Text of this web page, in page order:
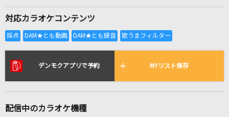
全国りれき
リアルタイムで歌われている曲の一覧
青空Jumping Heart
black rose
対応カラオケコンテンツ
デンモクアプリで予約 MYリスト保存
配信中のカラオケ機種